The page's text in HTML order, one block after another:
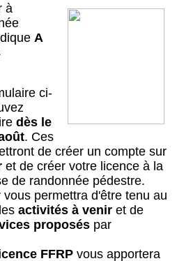
à
A
ci-
dès le
. Ces
de créer un compte sur
et de créer votre licence à la
de randonnée pédestre.
permettra d'être tenu au
activités à venir et de
proposés par
FFRP vous apportera